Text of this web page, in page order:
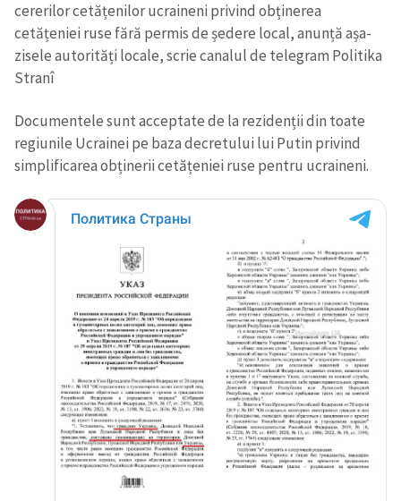
cererilor cetățenilor ucraineni privind obținerea
cetățeniei ruse fără permis de ședere local, anunță așa-
zisele autorități locale, scrie canalul de telegram Politika
Stranî
Documentele sunt acceptate de la rezidenții din toate
regiunile Ucrainei pe baza decretului lui Putin privind
simplificarea obținerii cetățeniei ruse pentru ucraineni.